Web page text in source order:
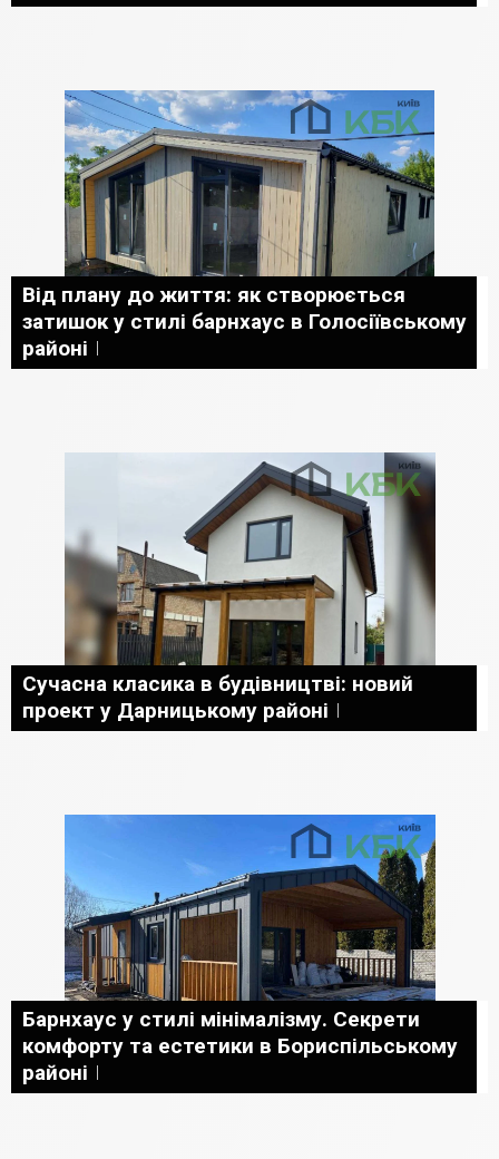
Від плану до життя: як створюється
затишок у стилі барнхаус в Голосіївському
районі
Сучасна класика в будівництві: новий
проект у Дарницькому районі
Барнхаус у стилі мінімалізму. Секрети
комфорту та естетики в Бориспільському
районі